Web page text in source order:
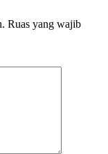
Ruas yang wajib